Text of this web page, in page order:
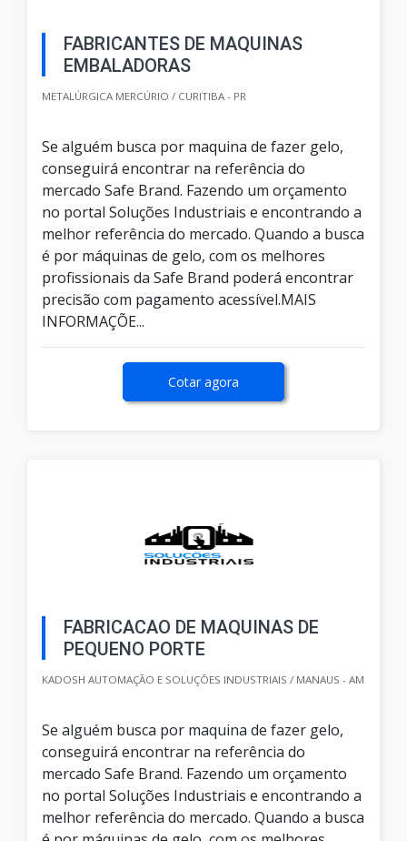
FABRICANTES DE MAQUINAS
EMBALADORAS
METALÚRGICA MERCÚRIO / CURITIBA - PR
Se alguém busca por maquina de fazer gelo,
conseguirá encontrar na referência do
mercado Safe Brand. Fazendo um orçamento
no portal Soluções Industriais e encontrando a
melhor referência do mercado. Quando a busca
é por máquinas de gelo, com os melhores
profissionais da Safe Brand poderá encontrar
precisão com pagamento acessível.MAIS
INFORMAÇÕE...
Cotar agora
FABRICACAO DE MAQUINAS DE
PEQUENO PORTE
KADOSH AUTOMAÇÃO E SOLUÇÕES INDUSTRIAIS / MANAUS - AM
Se alguém busca por maquina de fazer gelo,
conseguirá encontrar na referência do
mercado Safe Brand. Fazendo um orçamento
no portal Soluções Industriais e encontrando a
melhor referência do mercado. Quando a busca